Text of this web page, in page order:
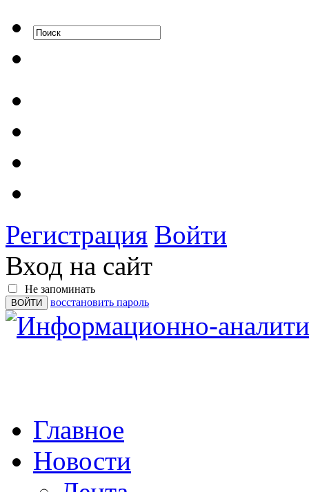
Регистрация Войти
Вход на сайт
Не запоминать
восстановить пароль
Главное
Новости